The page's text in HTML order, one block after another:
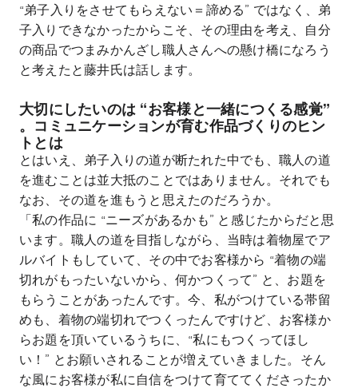
“弟子入りをさせてもらえない＝諦める” ではなく、弟
子入りできなかったからこそ、その理由を考え、自分
の商品でつまみかんざし職人さんへの懸け橋になろう
と考えたと藤井氏は話します。
大切にしたいのは “お客様と一緒につくる感覚”
。コミュニケーションが育む作品づくりのヒン
トとは
とはいえ、弟子入りの道が断たれた中でも、職人の道
を進むことは並大抵のことではありません。それでも
なお、その道を進もうと思えたのだろうか。
「私の作品に “ニーズがあるかも” と感じたからだと思
います。職人の道を目指しながら、当時は着物屋でア
ルバイトもしていて、その中でお客様から “着物の端
切れがもったいないから、何かつくって” と、お題を
もらうことがあったんです。今、私がつけている帯留
めも、着物の端切れでつくったんですけど、お客様か
らお題を頂いているうちに、“私にもつくってほし
い！” とお願いされることが増えていきました。そん
な風にお客様が私に自信をつけて育ててくださったか